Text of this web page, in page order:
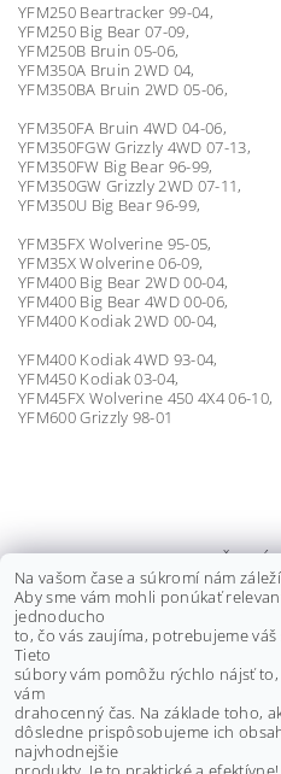
YFM250 Beartracker 99-04,
YFM250 Big Bear 07-09,
YFM250B Bruin 05-06,
YFM350A Bruin 2WD 04,
YFM350BA Bruin 2WD 05-06,
YFM350FA Bruin 4WD 04-06,
YFM350FGW Grizzly 4WD 07-13,
YFM350FW Big Bear 96-99,
YFM350GW Grizzly 2WD 07-11,
YFM350U Big Bear 96-99,
YFM35FX Wolverine 95-05,
YFM35X Wolverine 06-09,
YFM400 Big Bear 2WD 00-04,
YFM400 Big Bear 4WD 00-06,
YFM400 Kodiak 2WD 00-04,
YFM400 Kodiak 4WD 93-04,
YFM450 Kodiak 03-04,
YFM45FX Wolverine 450 4X4 06-10,
YFM600 Grizzly 98-01
LOŽISKÁ
BRUIN,
€63,40
€78
Buďte prvý, kto napíše príspevok k
Na vašom čase a súkromí nám
Aby sme vám mohli ponúkať
jednoducho
to, čo vás zaujíma, potrebujeme
Tieto
súbory vám pomôžu rýchlo nájsť
vám
drahocenný čas. Na základe toho,
dôsledne prispôsobujeme ich
najvhodnejšie